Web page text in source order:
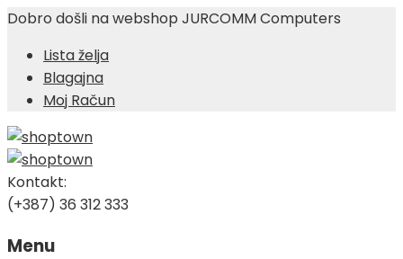
Dobro došli na webshop JURCOMM Computers
Lista želja
Blagajna
Moj Račun
Kontakt:
(+387) 36 312 333
Menu